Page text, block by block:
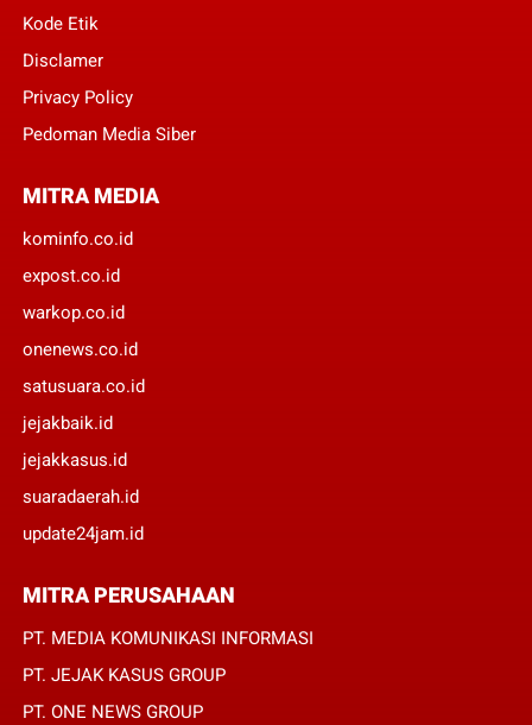
Kode Etik
Disclamer
Privacy Policy
Pedoman Media Siber
MITRA MEDIA
kominfo.co.id
expost.co.id
warkop.co.id
onenews.co.id
satusuara.co.id
jejakbaik.id
jejakkasus.id
suaradaerah.id
update24jam.id
MITRA PERUSAHAAN
PT. MEDIA KOMUNIKASI INFORMASI
PT. JEJAK KASUS GROUP
PT. ONE NEWS GROUP